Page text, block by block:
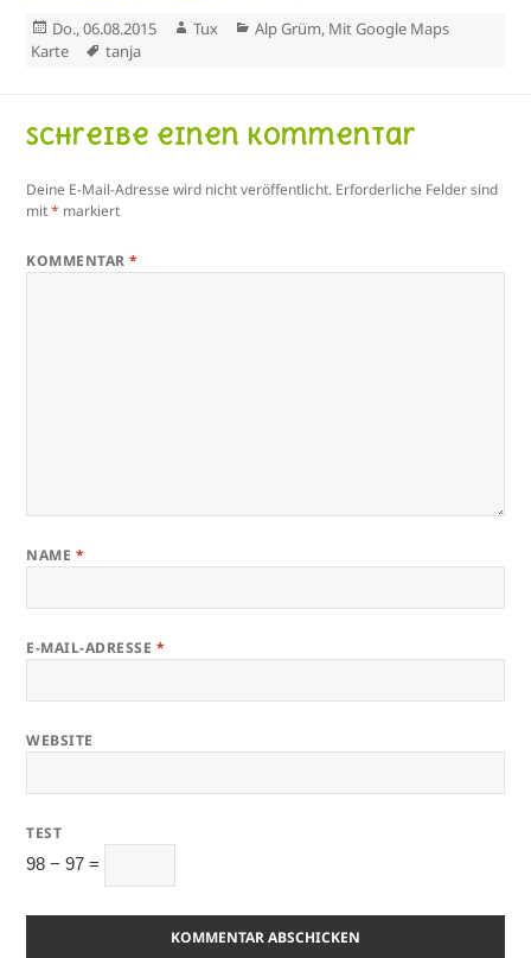
Veröffentlicht
am
Do., 06.08.2015 Autor
Tux Kategorien
Alp Grüm, Mit Google Maps
Karte
Schlagwörter
tanja
Schreibe einen Kommentar
Deine E-Mail-Adresse wird nicht veröffentlicht. Erforderliche Felder sind
mit* markiert
KOMMENTAR*
NAME *
E-MAIL-ADRESSE *
WEBSITE
TEST
98 − 97 =